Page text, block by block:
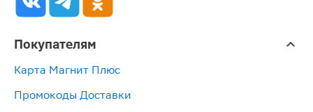
Покупателям
Карта Магнит Плюс
Промокоды Доставки